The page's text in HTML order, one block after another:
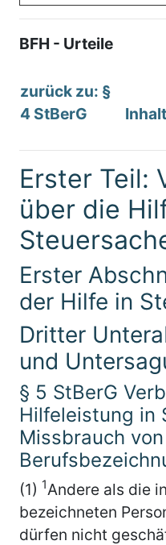
BFH - Urteile
zurück zu: §
4 StBerG
Erster Teil:
über die
Erster
der Hilfe in
Dritter
und
§ 5 StBerG
Hilfeleistung in
Missbrauch von
(1) 1Andere als die
bezeichneten
dürfen nicht